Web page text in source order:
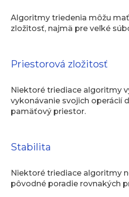
Algoritmy triedenia môžu
zložitosť, najmä pre veľké
Priestorová zložitosť
Niektoré triediace algoritmy
vykonávanie svojich operácií
pamäťový priestor.
Stabilita
Niektoré triediace algoritmy
pôvodné poradie rovnakých